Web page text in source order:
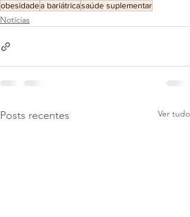
obesidadea bariátricasaúde suplementar
Notícias
Posts recentes Ver tudo